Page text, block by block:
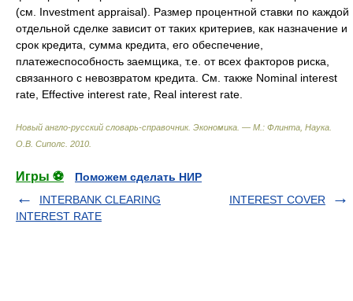
(см. Investment appraisal). Размер процентной ставки по каждой
отдельной сделке зависит от таких критериев, как назначение и
срок кредита, сумма кредита, его обеспечение,
платежеспособность заемщика, т.е. от всех факторов риска,
связанного с невозвратом кредита. См. также Nominal interest
rate, Effective interest rate, Real interest rate.
Новый англо-русский словарь-справочник. Экономика. — М.: Флинта, Наукa
О.В. Сиполс 2010
Игры ⚽
Поможем сделать НИР
INTERBANK CLEARING
INTEREST RATE
INTEREST COVER